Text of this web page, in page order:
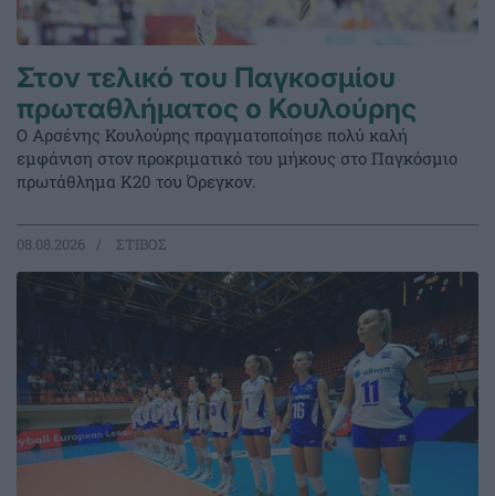
Στον τελικό του Παγκοσμίου
πρωταθλήματος ο Κουλούρης
Ο Αρσένης Κουλούρης πραγματοποίησε πολύ καλή
εμφάνιση στον προκριματικό του μήκους στο Παγκόσμιο
πρωτάθλημα Κ20 του Όρεγκον.
08.08.2026 ΣΤΙΒΟΣ